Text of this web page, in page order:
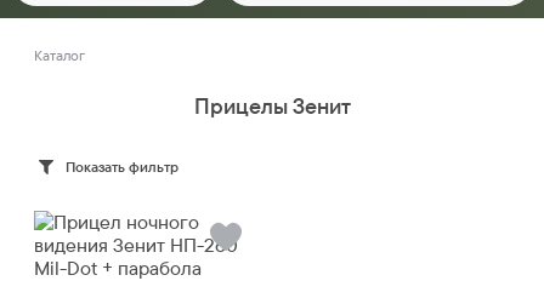
Каталог
Прицелы Зенит
Показать фильтр